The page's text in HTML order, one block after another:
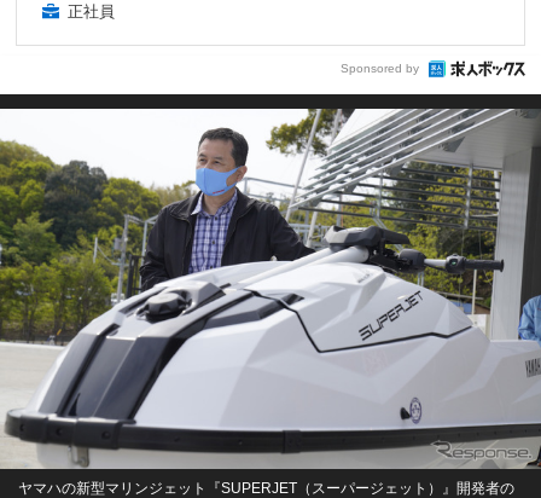
正社員
Sponsored by
ヤマハの新型マリンジェット『SUPERJET（スーパージェット）』開発者の